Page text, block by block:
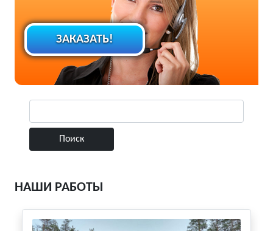
ЗАКАЗАТЬ!
НАШИ РАБОТЫ